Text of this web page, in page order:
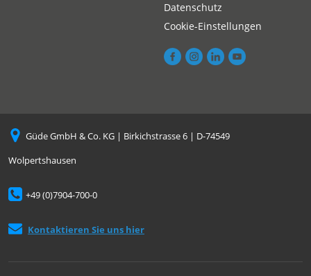
Datenschutz
Cookie-Einstellungen
Güde GmbH & Co. KG | Birkichstrasse 6 | D-74549
Wolpertshausen
+49 (0)7904-700-0
Kontaktieren Sie uns hier